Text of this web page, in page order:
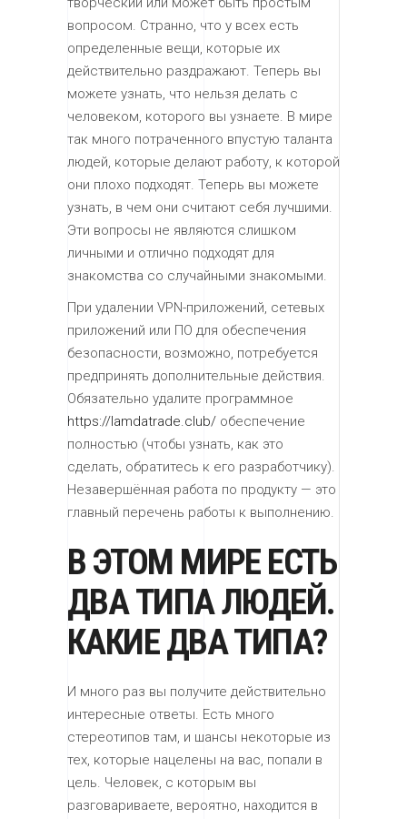
вопросом. Странно, что у всех есть
определенные вещи, которые их
действительно раздражают. Теперь вы
можете узнать, что нельзя делать с
человеком, которого вы узнаете. В мире
так много потраченного впустую таланта
людей, которые делают работу, к которой
они плохо подходят. Теперь вы можете
узнать, в чем они считают себя лучшими.
Эти вопросы не являются слишком
личными и отлично подходят для
знакомства со случайными знакомыми.
При удалении VPN-приложений, сетевых
приложений или ПО для обеспечения
безопасности, возможно, потребуется
предпринять дополнительные действия.
Обязательно удалите программное
https://lamdatrade.club/ обеспечение
полностью (чтобы узнать, как это
сделать, обратитесь к его разработчику).
Незавершённая работа по продукту — это
главный перечень работы к выполнению.
В ЭТОМ МИРЕ ЕСТЬ
ДВА ТИПА ЛЮДЕЙ.
КАКИЕ ДВА ТИПА?
И много раз вы получите действительно
интересные ответы. Есть много
стереотипов там, и шансы некоторые из
тех, которые нацелены на вас, попали в
цель. Человек, с которым вы
разговариваете, вероятно, находится в